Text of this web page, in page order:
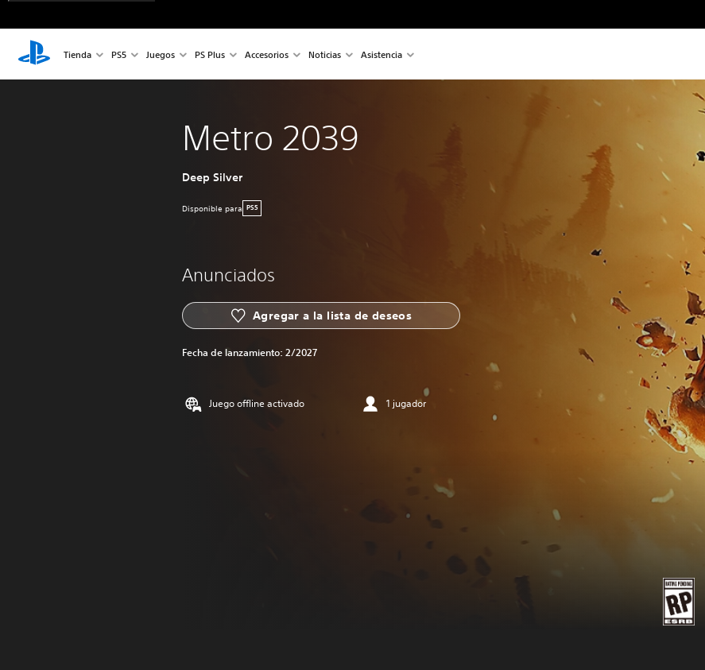
Tienda PS5 Juegos PS Plus Accesorios Noticias Asistencia
Metro 2039
Deep Silver
Disponible para PS5
Anunciados
Agregar a la lista de deseos
Fecha de lanzamiento: 2/2027
Juego offline activado 1 jugador